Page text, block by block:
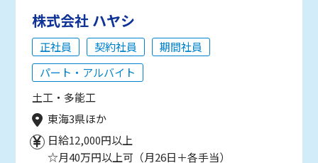
株式会社 ハヤシ
正社員 契約社員
期間社員
パート・アルバイト
土工・多能工
東海3県ほか
日給12,000円以上
☆月40万円以上可（月26日＋各手当）